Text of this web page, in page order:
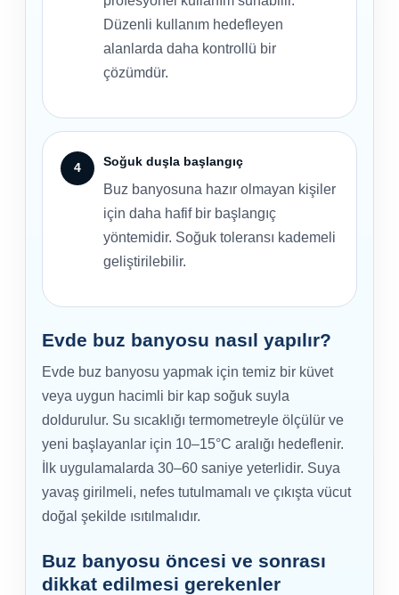
Düzenli kullanım hedefleyen
alanlarda daha kontrollü bir
çözümdür.
Soğuk duşla başlangıç
Buz banyosuna hazır olmayan kişiler
için daha hafif bir başlangıç
yöntemidir. Soğuk toleransı kademeli
geliştirilebilir.
Evde buz banyosu nasıl yapılır?
Evde buz banyosu yapmak için temiz bir küvet
veya uygun hacimli bir kap soğuk suyla
doldurulur. Su sıcaklığı termometreyle ölçülür ve
yeni başlayanlar için 10–15°C aralığı hedeflenir.
İlk uygulamalarda 30–60 saniye yeterlidir. Suya
yavaş girilmeli, nefes tutulmamalı ve çıkışta vücut
doğal şekilde ısıtılmalıdır.
Buz banyosu öncesi ve sonrası
dikkat edilmesi gerekenler